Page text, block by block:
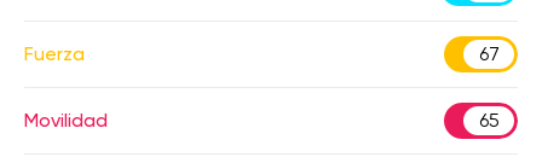
Fuerza 67
Movilidad 65